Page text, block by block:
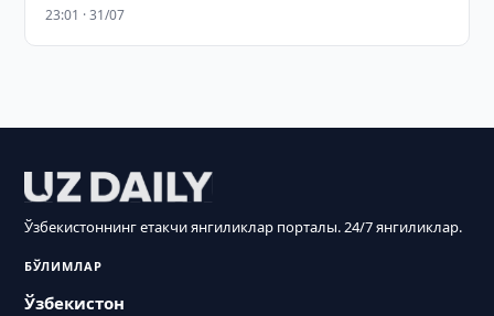
23:01 · 31/07
Ўзбекистоннинг етакчи янгиликлар порталы. 24/7 янгиликлар.
БЎЛИМЛАР
Ўзбекистон